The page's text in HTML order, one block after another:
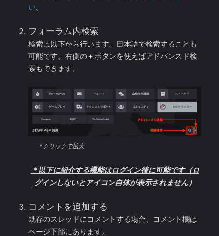
い。
フォーラム内検索
検索は以下から行います。日本語で検索することも
可能です。右側の＋ボタンを使えばアドバンスド検
索もできます。
＊クリックで拡大
＊以下に紹介する機能はログイン後に可能です（ロ
グインしないとアイコン自体が表示されません）
コメントを追加する
既存のスレッドにコメントする場合、コメント欄は
ページ下部にあります。